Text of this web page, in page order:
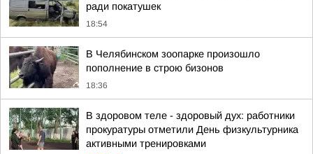
ради покатушек
18:54
В Челябинском зоопарке произошло
пополнение в строю бизонов
18:36
В здоровом теле - здоровый дух: работники
прокуратуры отметили День физкультурника
активными тренировками